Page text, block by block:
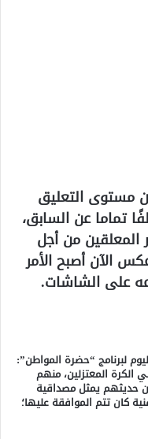
مستوى التعليق
تماما عن السابق،
من أجل
الآن أصبح الأمر
على الشاشات.
لبرنامج “حضرة المواطن”:
المعتزلين، منهم
حديثهم يمثل مصداقية
كان تتم الموافقة عليها؛